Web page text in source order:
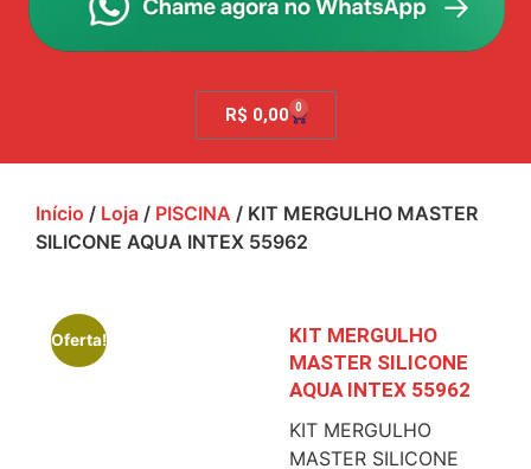
R$ 0,00 0
Início / Loja / PISCINA / KIT MERGULHO MASTER
SILICONE AQUA INTEX 55962
Oferta!
KIT MERGULHO
MASTER SILICONE
AQUA INTEX 55962
KIT MERGULHO
MASTER SILICONE